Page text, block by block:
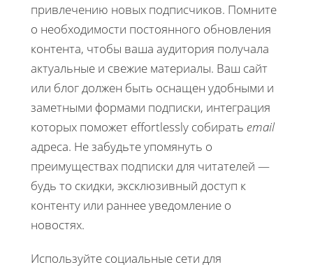
привлечению новых подписчиков. Помните
о необходимости постоянного обновления
контента, чтобы ваша аудитория получала
актуальные и свежие материалы. Ваш сайт
или блог должен быть оснащен удобными и
заметными формами подписки, интеграция
которых поможет effortlessly собирать email
адреса. Не забудьте упомянуть о
преимуществах подписки для читателей —
будь то скидки, эксклюзивный доступ к
контенту или раннее уведомление о
новостях.
Используйте социальные сети для